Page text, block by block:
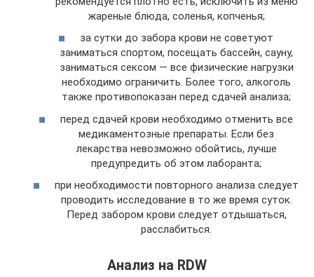
жареные блюда, соленья, копченья;
за сутки до забора крови не советуют
заниматься спортом, посещать бассейн, сауну,
заниматься сексом — все физические нагрузки
необходимо ограничить. Более того, алкоголь
также противопоказан перед сдачей анализа;
перед сдачей крови необходимо отменить все
медикаментозные препараты. Если без
лекарства невозможно обойтись, лучше
предупредить об этом лаборанта;
при необходимости повторного анализа следует
проводить исследование в то же время суток.
Перед забором крови следует отдышаться,
расслабиться.
Анализ на RDW